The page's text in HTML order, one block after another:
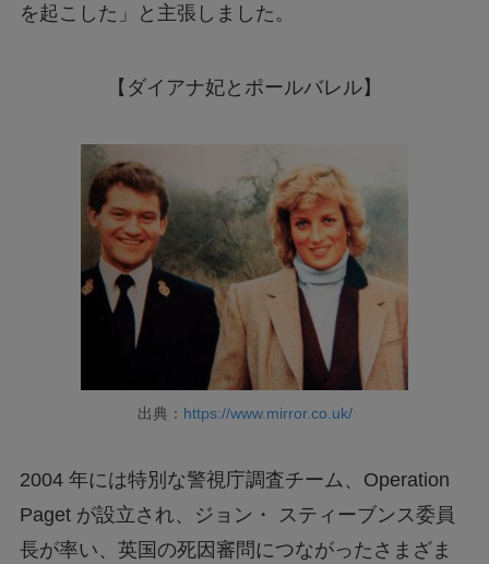
を起こした」と主張しました。
【ダイアナ妃とポールバレル】
出典： https://www.mirror.co.uk/
2004 年には特別な警視庁調査チーム、Operation
Paget が設立され、ジョン・ スティーブンス委員
長が率い、英国の死因審問につながったさまざま